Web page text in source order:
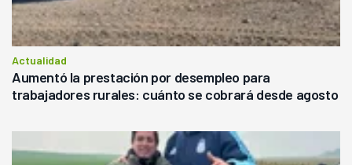
Actualidad
Aumentó la prestación por desempleo para
trabajadores rurales: cuánto se cobrará desde agosto